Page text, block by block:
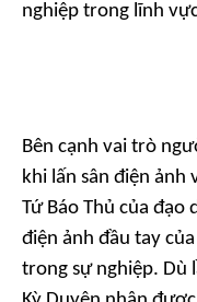
nghiệp trong lĩnh
Bên cạnh vai trò
khi lấn sân điện ảnh
Tứ Báo Thủ của đạo
điện ảnh đầu tay
trong sự nghiệp. Dù